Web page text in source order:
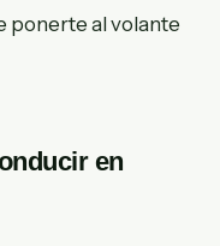
ponerte al volante
en